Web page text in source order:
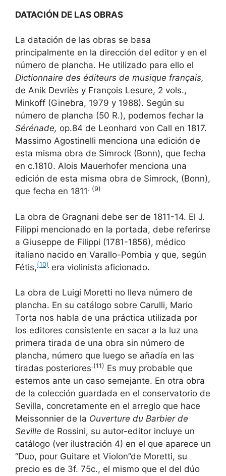
DATACIÓN DE LAS OBRAS
La datación de las obras se basa
principalmente en la dirección del editor y en el
número de plancha. He utilizado para ello el
Dictionnaire des éditeurs de musique français,
de Anik Devriès y François Lesure, 2 vols.,
Minkoff (Ginebra, 1979 y 1988). Según su
número de plancha (50 R.), podemos fechar la
Sérénade, op.84 de Leonhard von Call en 1817.
Massimo Agostinelli menciona una edición de
esta misma obra de Simrock (Bonn), que fecha
en c.1810. Alois Mauerhofer menciona una
edición de esta misma obra de Simrock, (Bonn),
que fecha en 1811 . (9)
La obra de Gragnani debe ser de 1811-14. El J.
Filippi mencionado en la portada, debe referirse
a Giuseppe de Filippi (1781-1856), médico
italiano nacido en Varallo-Pombia y que, según
Fétis,(10) era violinista aficionado.
La obra de Luigi Moretti no lleva número de
plancha. En su catálogo sobre Carulli, Mario
Torta nos habla de una práctica utilizada por
los editores consistente en sacar a la luz una
primera tirada de una obra sin número de
plancha, número que luego se añadía en las
tiradas posteriores.(11) Es muy probable que
estemos ante un caso semejante. En otra obra
de la colección guardada en el conservatorio de
Sevilla, concretamente en el arreglo que hace
Meissonnier de la Ouverture du Barbier de
Seville de Rossini, su autor-editor incluye un
catálogo (ver ilustración 4) en el que aparece un
“Duo, pour Guitare et Violon”de Moretti, su
precio es de 3f. 75c., el mismo que el del dúo